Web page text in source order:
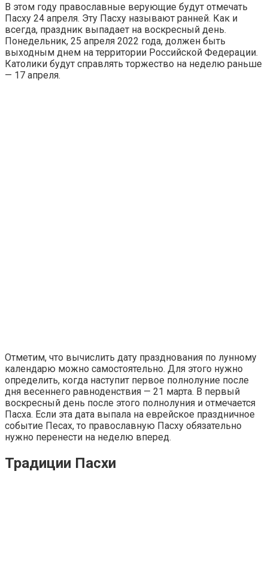
В этом году православные верующие будут отмечать
Пасху 24 апреля. Эту Пасху называют ранней. Как и
всегда, праздник выпадает на воскресный день.
Понедельник, 25 апреля 2022 года, должен быть
выходным днем на территории Российской Федерации.
Католики будут справлять торжество на неделю раньше
— 17 апреля.
Отметим, что вычислить дату празднования по лунному
календарю можно самостоятельно. Для этого нужно
определить, когда наступит первое полнолуние после
дня весеннего равноденствия — 21 марта. В первый
воскресный день после этого полнолуния и отмечается
Пасха. Если эта дата выпала на еврейское праздничное
событие Песах, то православную Пасху обязательно
нужно перенести на неделю вперед.
Традиции Пасхи